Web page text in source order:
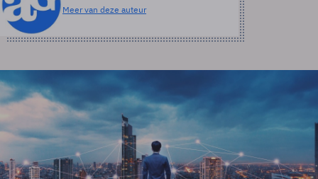
Meer van deze auteur